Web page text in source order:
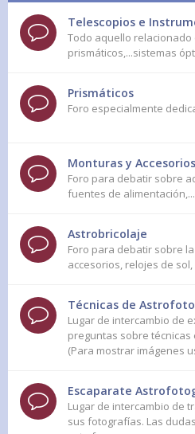
Telescopios e
Todo aquello
prismáticos,...sistemas
Prismáticos
Foro especialmente
Monturas y
Foro para debatir sobre
fuentes de
Astrobricolaje
Foro para debatir sobre
accesorios, relojes de
Técnicas de
Lugar de intercambio de
preguntas sobre
(Para mostrar imágenes
Escaparate
Lugar de intercambio de
sus fotografías. Las